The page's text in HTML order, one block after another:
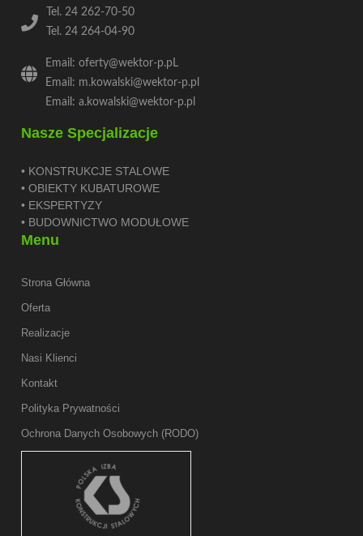
Tel. 24 262-70-50
Tel. 24 264-04-90
Email: oferty@wektor-p.pL
Email: m.kowalski@wektor-p.pl
Email: a.kowalski@wektor-p.pl
Nasze Specjalizacje
• KONSTRUKCJE STALOWE
• OBIEKTY KUBATUROWE
• EKSPERTYZY
• BUDOWNICTWO MODUŁOWE
Menu
Strona Główna
Oferta
Realizacje
Nasi Klienci
Kontakt
Polityka Prywatności
Ochrona Danych Osobowych (RODO)